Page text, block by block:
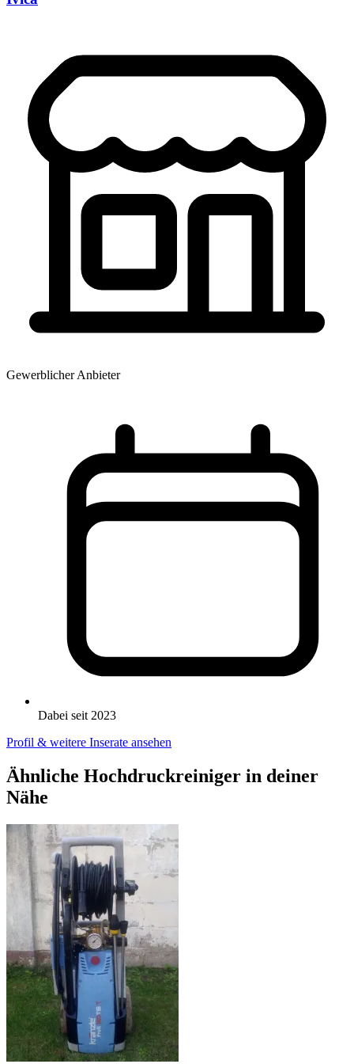
Gewerblicher Anbieter
Dabei seit 2023
Profil & weitere Inserate ansehen
Ähnliche Hochdruckreiniger in deiner
Nähe